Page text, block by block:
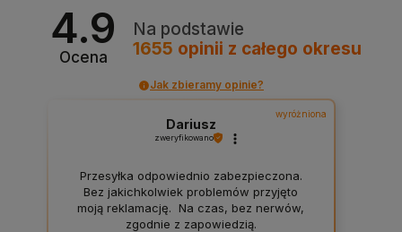
4.9
Ocena
Na podstawie
1655 opinii z całego okresu
Jak zbieramy opinie?
wyróżniona
Dariusz
zweryfikowano
Przesyłka odpowiednio zabezpieczona.
Bez jakichkolwiek problemów przyjęto
moją reklamację. Na czas, bez nerwów,
zgodnie z zapowiedzią.